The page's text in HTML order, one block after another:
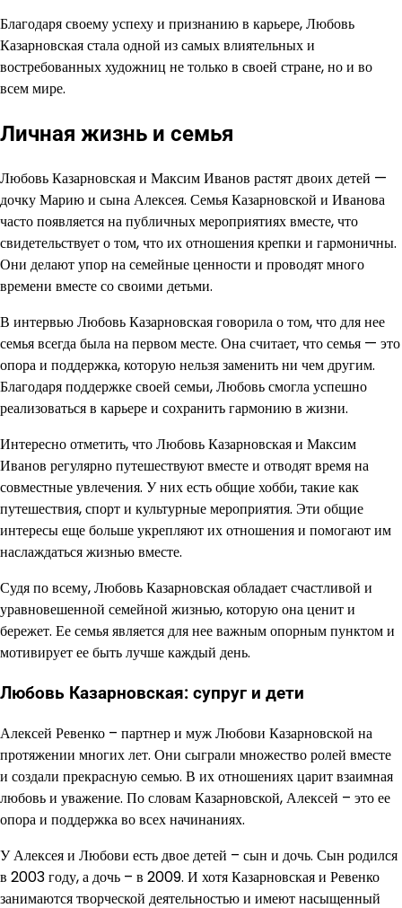
Благодаря своему успеху и признанию в карьере, Любовь
Казарновская стала одной из самых влиятельных и
востребованных художниц не только в своей стране, но и во
всем мире.
Личная жизнь и семья
Любовь Казарновская и Максим Иванов растят двоих детей —
дочку Марию и сына Алексея. Семья Казарновской и Иванова
часто появляется на публичных мероприятиях вместе, что
свидетельствует о том, что их отношения крепки и гармоничны.
Они делают упор на семейные ценности и проводят много
времени вместе со своими детьми.
В интервью Любовь Казарновская говорила о том, что для нее
семья всегда была на первом месте. Она считает, что семья — это
опора и поддержка, которую нельзя заменить ни чем другим.
Благодаря поддержке своей семьи, Любовь смогла успешно
реализоваться в карьере и сохранить гармонию в жизни.
Интересно отметить, что Любовь Казарновская и Максим
Иванов регулярно путешествуют вместе и отводят время на
совместные увлечения. У них есть общие хобби, такие как
путешествия, спорт и культурные мероприятия. Эти общие
интересы еще больше укрепляют их отношения и помогают им
наслаждаться жизнью вместе.
Судя по всему, Любовь Казарновская обладает счастливой и
уравновешенной семейной жизнью, которую она ценит и
бережет. Ее семья является для нее важным опорным пунктом и
мотивирует ее быть лучше каждый день.
Любовь Казарновская: супруг и дети
Алексей Ревенко – партнер и муж Любови Казарновской на
протяжении многих лет. Они сыграли множество ролей вместе
и создали прекрасную семью. В их отношениях царит взаимная
любовь и уважение. По словам Казарновской, Алексей – это ее
опора и поддержка во всех начинаниях.
У Алексея и Любови есть двое детей – сын и дочь. Сын родился
в 2003 году, а дочь – в 2009. И хотя Казарновская и Ревенко
занимаются творческой деятельностью и имеют насыщенный